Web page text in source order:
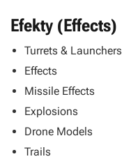
Efekty (Effects)
Turrets & Launchers
Effects
Missile Effects
Explosions
Drone Models
Trails